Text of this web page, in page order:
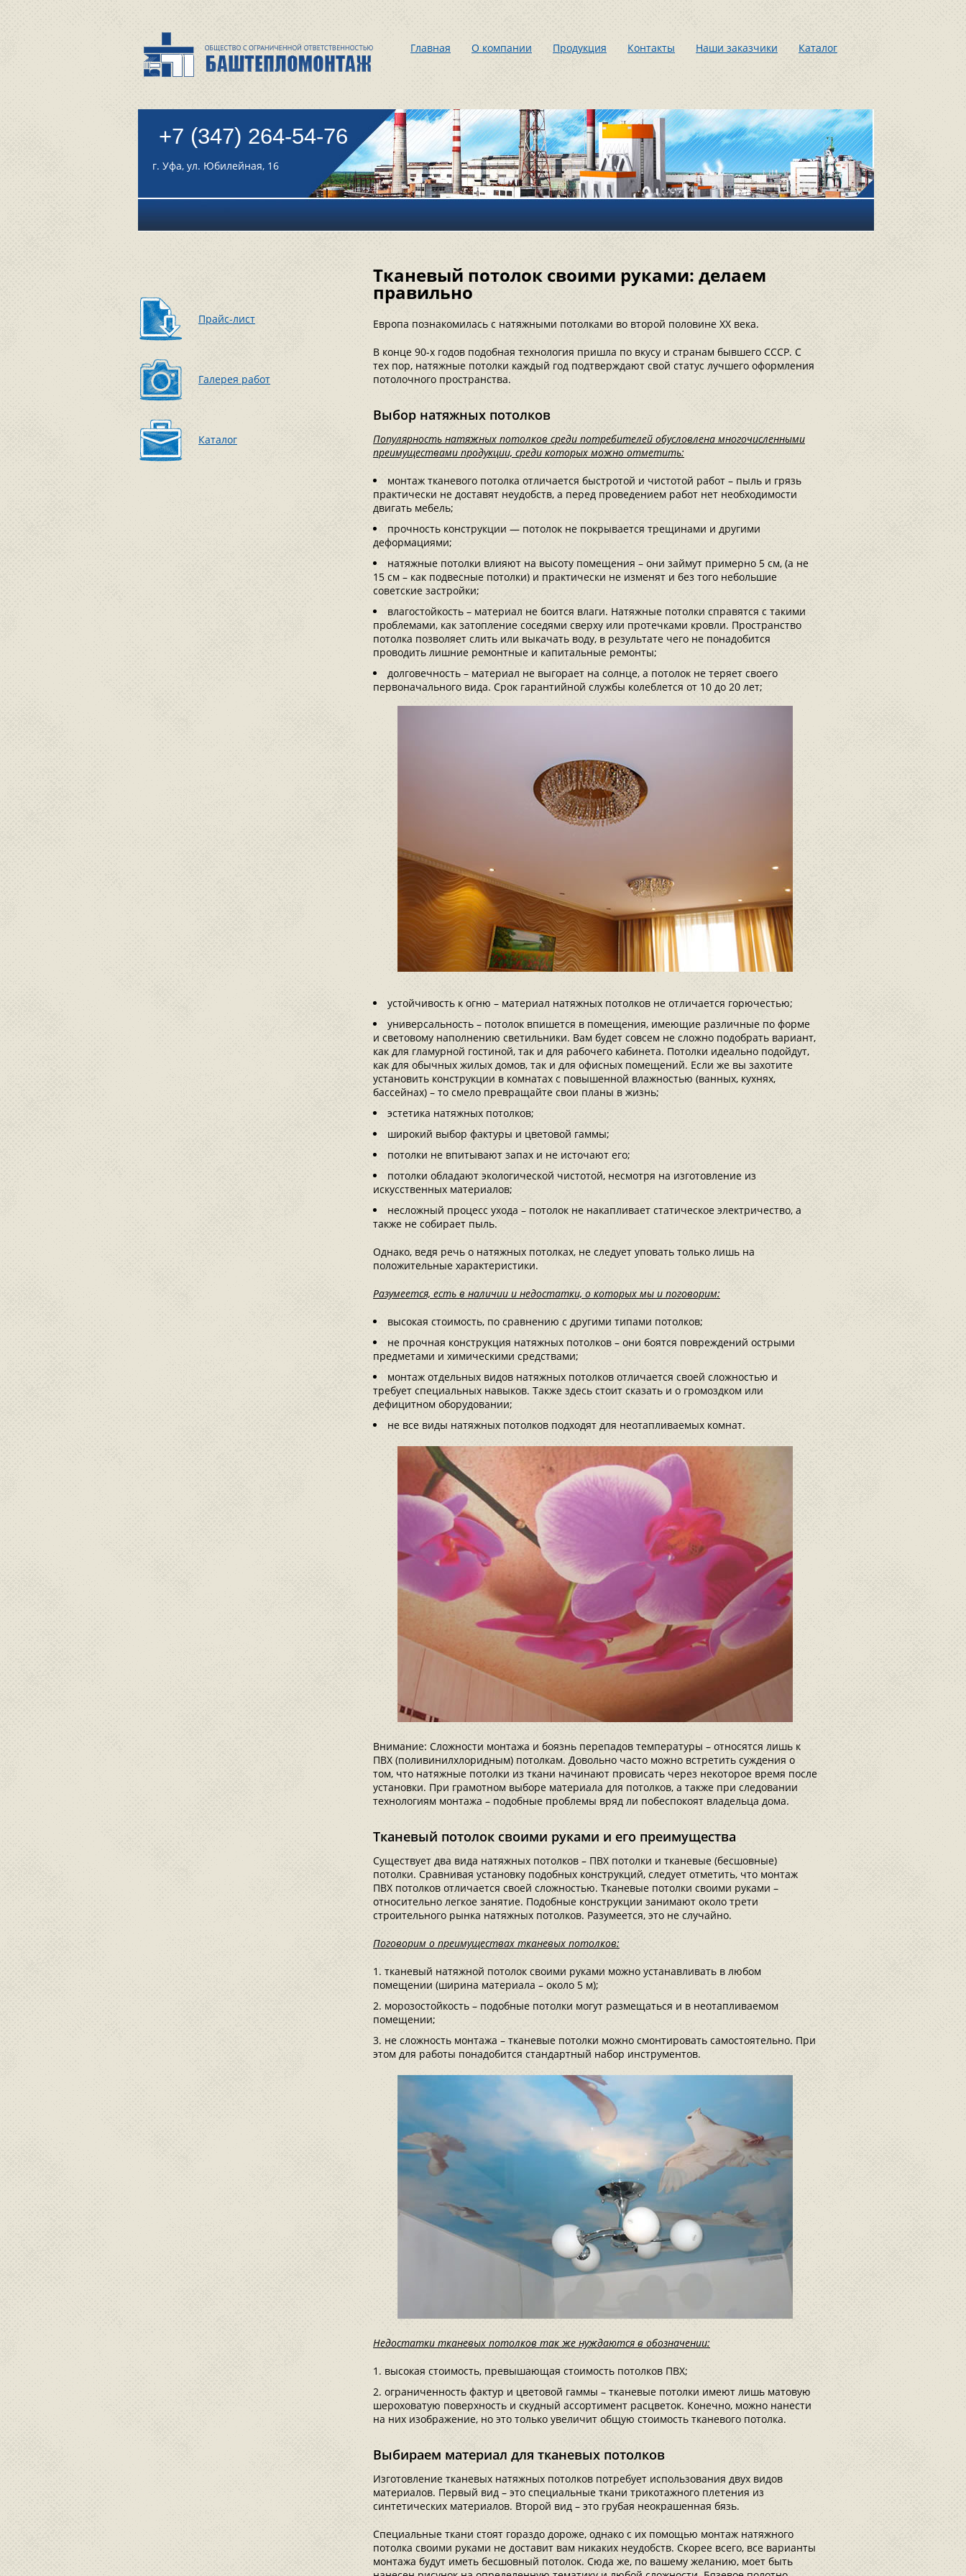
Главная О компании Продукция Контакты Наши заказчики Каталог
+7 (347) 264-54-76
г. Уфа, ул. Юбилейная, 16
Прайс-лист
Галерея работ
Каталог
Тканевый потолок своими руками: делаем
правильно
Европа познакомилась с натяжными потолками во второй половине ХХ века.
В конце 90-х годов подобная технология пришла по вкусу и странам бывшего СССР. С
тех пор, натяжные потолки каждый год подтверждают свой статус лучшего оформления
потолочного пространства.
Выбор натяжных потолков
Популярность натяжных потолков среди потребителей обусловлена многочисленными
преимуществами продукции, среди которых можно отметить:
монтаж тканевого потолка отличается быстротой и чистотой работ – пыль и грязь
практически не доставят неудобств, а перед проведением работ нет необходимости
двигать мебель;
прочность конструкции — потолок не покрывается трещинами и другими
деформациями;
натяжные потолки влияют на высоту помещения – они займут примерно 5 см, (а не
15 см – как подвесные потолки) и практически не изменят и без того небольшие
советские застройки;
влагостойкость – материал не боится влаги. Натяжные потолки справятся с такими
проблемами, как затопление соседями сверху или протечками кровли. Пространство
потолка позволяет слить или выкачать воду, в результате чего не понадобится
проводить лишние ремонтные и капитальные ремонты;
долговечность – материал не выгорает на солнце, а потолок не теряет своего
первоначального вида. Срок гарантийной службы колеблется от 10 до 20 лет;
устойчивость к огню – материал натяжных потолков не отличается горючестью;
универсальность – потолок впишется в помещения, имеющие различные по форме
и световому наполнению светильники. Вам будет совсем не сложно подобрать вариант,
как для гламурной гостиной, так и для рабочего кабинета. Потолки идеально подойдут,
как для обычных жилых домов, так и для офисных помещений. Если же вы захотите
установить конструкции в комнатах с повышенной влажностью (ванных, кухнях,
бассейнах) – то смело превращайте свои планы в жизнь;
эстетика натяжных потолков;
широкий выбор фактуры и цветовой гаммы;
потолки не впитывают запах и не источают его;
потолки обладают экологической чистотой, несмотря на изготовление из
искусственных материалов;
несложный процесс ухода – потолок не накапливает статическое электричество, а
также не собирает пыль.
Однако, ведя речь о натяжных потолках, не следует уповать только лишь на
положительные характеристики.
Разумеется, есть в наличии и недостатки, о которых мы и поговорим:
высокая стоимость, по сравнению с другими типами потолков;
не прочная конструкция натяжных потолков – они боятся повреждений острыми
предметами и химическими средствами;
монтаж отдельных видов натяжных потолков отличается своей сложностью и
требует специальных навыков. Также здесь стоит сказать и о громоздком или
дефицитном оборудовании;
не все виды натяжных потолков подходят для неотапливаемых комнат.
Внимание: Сложности монтажа и боязнь перепадов температуры – относятся лишь к
ПВХ (поливинилхлоридным) потолкам. Довольно часто можно встретить суждения о
том, что натяжные потолки из ткани начинают провисать через некоторое время после
установки. При грамотном выборе материала для потолков, а также при следовании
технологиям монтажа – подобные проблемы вряд ли побеспокоят владельца дома.
Тканевый потолок своими руками и его преимущества
Существует два вида натяжных потолков – ПВХ потолки и тканевые (бесшовные)
потолки. Сравнивая установку подобных конструкций, следует отметить, что монтаж
ПВХ потолков отличается своей сложностью. Тканевые потолки своими руками –
относительно легкое занятие. Подобные конструкции занимают около трети
строительного рынка натяжных потолков. Разумеется, это не случайно.
Поговорим о преимуществах тканевых потолков:
тканевый натяжной потолок своими руками можно устанавливать в любом
помещении (ширина материала – около 5 м);
морозостойкость – подобные потолки могут размещаться и в неотапливаемом
помещении;
не сложность монтажа – тканевые потолки можно смонтировать самостоятельно. При
этом для работы понадобится стандартный набор инструментов.
Недостатки тканевых потолков так же нуждаются в обозначении:
высокая стоимость, превышающая стоимость потолков ПВХ;
ограниченность фактур и цветовой гаммы – тканевые потолки имеют лишь матовую
шероховатую поверхность и скудный ассортимент расцветок. Конечно, можно нанести
на них изображение, но это только увеличит общую стоимость тканевого потолка.
Выбираем материал для тканевых потолков
Изготовление тканевых натяжных потолков потребует использования двух видов
материалов. Первый вид – это специальные ткани трикотажного плетения из
синтетических материалов. Второй вид – это грубая неокрашенная бязь.
Специальные ткани стоят гораздо дороже, однако с их помощью монтаж натяжного
потолка своими руками не доставит вам никаких неудобств. Скорее всего, все варианты
монтажа будут иметь бесшовный потолок. Сюда же, по вашему желанию, моет быть